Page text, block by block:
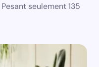
seulement 135